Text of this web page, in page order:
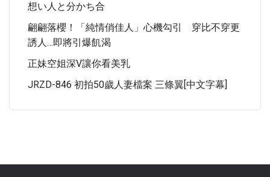
想い人と分かち合
翩翩落櫻！「純情俏佳人」心機勾引 穿比不穿更
誘人…即將引爆飢渴
正妹空姐深V讓你看美乳
JRZD-846 初拍50歲人妻檔案 三條翼[中文字幕]